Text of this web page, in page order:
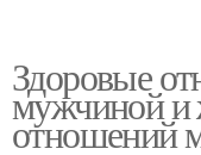
Здоровые
мужчиной
отношений